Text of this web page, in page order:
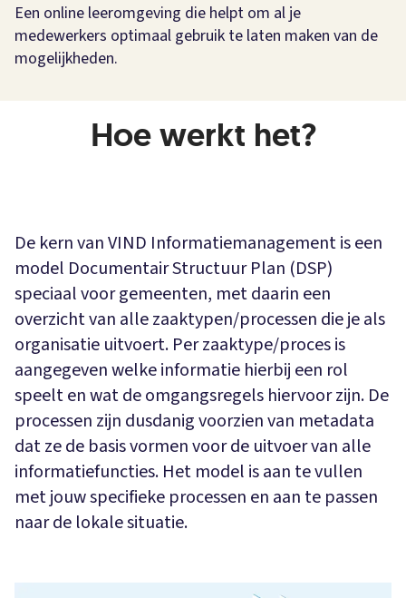
Een online leeromgeving die helpt om al je
medewerkers optimaal gebruik te laten maken van de
mogelijkheden.
Hoe werkt het?
De kern van VIND Informatiemanagement is een
model Documentair Structuur Plan (DSP)
speciaal voor gemeenten, met daarin een
overzicht van alle zaaktypen/processen die je als
organisatie uitvoert. Per zaaktype/proces is
aangegeven welke informatie hierbij een rol
speelt en wat de omgangsregels hiervoor zijn. De
processen zijn dusdanig voorzien van metadata
dat ze de basis vormen voor de uitvoer van alle
informatiefuncties. Het model is aan te vullen
met jouw specifieke processen en aan te passen
naar de lokale situatie.